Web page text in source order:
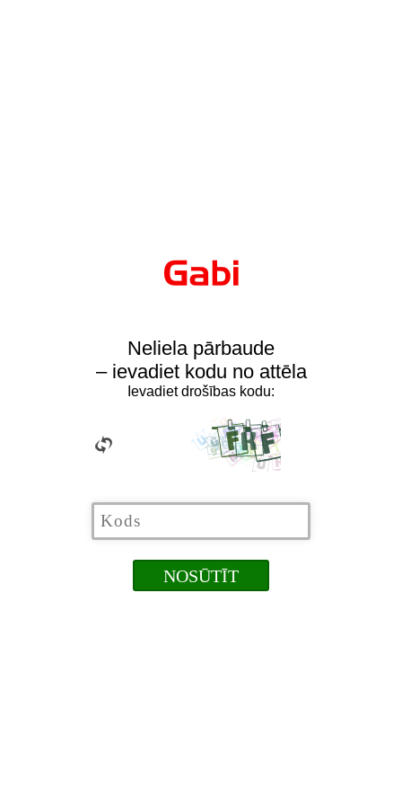
Neliela pārbaude
– ievadiet kodu no attēla
Ievadiet drošības kodu: